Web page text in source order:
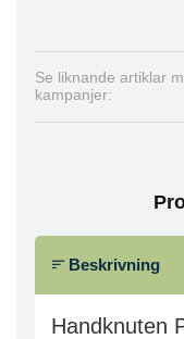
Se liknande artiklar
kampanjer:
Beskrivning
Handknuten